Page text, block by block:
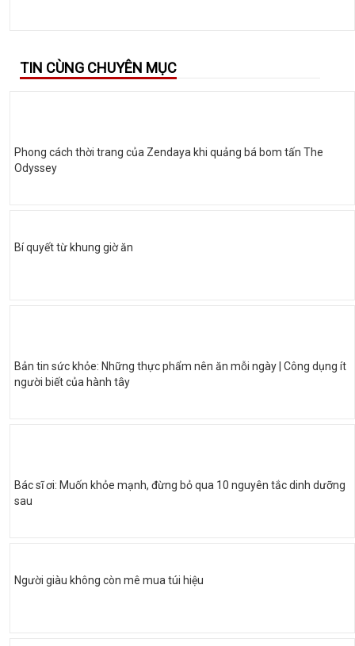
TIN CÙNG CHUYÊN MỤC
Phong cách thời trang của Zendaya khi quảng bá bom tấn The
Odyssey
Bí quyết từ khung giờ ăn
Bản tin sức khỏe: Những thực phẩm nên ăn mỗi ngày | Công dụng ít
người biết của hành tây
Bác sĩ ơi: Muốn khỏe mạnh, đừng bỏ qua 10 nguyên tắc dinh dưỡng
sau
Người giàu không còn mê mua túi hiệu